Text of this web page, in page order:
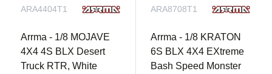
ARA4404T1
Arrma - 1/8 MOJAVE
4X4 4S BLX Desert
Truck RTR, White
ARA8708T1
Arrma - 1/8 KRATON
6S BLX 4X4 EXtreme
Bash Speed Monster